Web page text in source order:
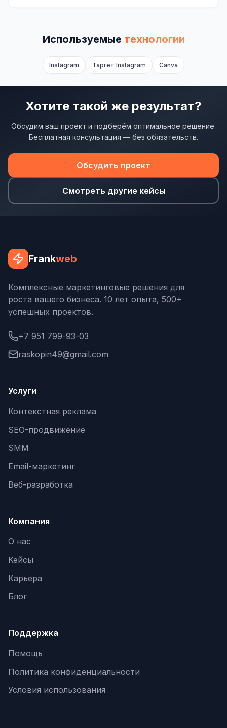
Юзабилити-аудит сайта
SEO-продвижение нового и молодого сайта
Управление репутацией SERM / ORM
Ведение и поддержка сайта
SEO-консультация
ВКонтакте
Telegram
YouTube
Одноклассники
Сегментация базы
Персонализация
КОПИРАЙТИНГ
Продающие тексты
Корпоративные видео
Видео-инфографика
Используемые технологии
Instagram Таргет Instagram Canva
Хотите такой же результат?
Обсудим ваш проект и подберём оптимальное решение.
Бесплатная консультация — без обязательств.
Обсудить проект
Смотреть другие кейсы
Frankweb
Комплексные маркетинговые решения для
роста вашего бизнеса. 10 лет опыта, 500+
успешных проектов.
+7 951 799-93-03
raskopin49@gmail.com
Услуги
Контекстная реклама
SEO-продвижение
SMM
Email-маркетинг
Веб-разработка
Компания
О нас
Кейсы
Карьера
Блог
Поддержка
Помощь
Политика конфиденциальности
Условия использования